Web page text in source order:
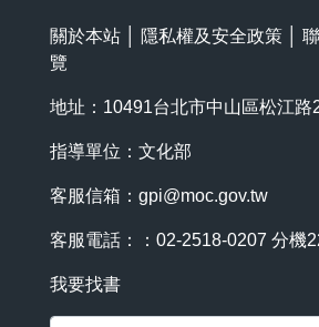
關於本站 隱私權及安全政策
覽
地址：10491台北市中山區松江路
指導單位：文化部
客服信箱： gpi@moc.gov.tw
客服電話：：02-2518-0207 分機
我要找書